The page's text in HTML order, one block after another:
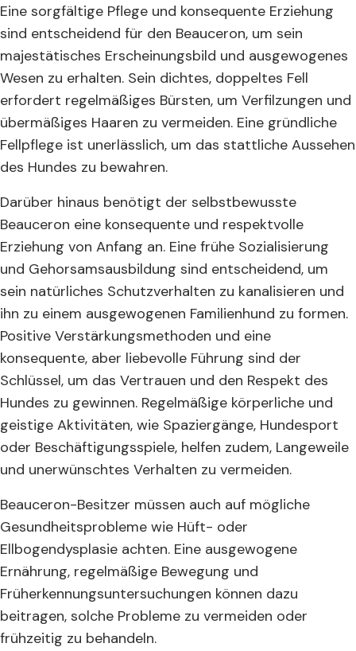
Eine sorgfältige Pflege und konsequente Erziehung
sind entscheidend für den Beauceron, um sein
majestätisches Erscheinungsbild und ausgewogenes
Wesen zu erhalten. Sein dichtes, doppeltes Fell
erfordert regelmäßiges Bürsten, um Verfilzungen und
übermäßiges Haaren zu vermeiden. Eine gründliche
Fellpflege ist unerlässlich, um das stattliche Aussehen
des Hundes zu bewahren.
Darüber hinaus benötigt der selbstbewusste
Beauceron eine konsequente und respektvolle
Erziehung von Anfang an. Eine frühe Sozialisierung
und Gehorsamsausbildung sind entscheidend, um
sein natürliches Schutzverhalten zu kanalisieren und
ihn zu einem ausgewogenen Familienhund zu formen.
Positive Verstärkungsmethoden und eine
konsequente, aber liebevolle Führung sind der
Schlüssel, um das Vertrauen und den Respekt des
Hundes zu gewinnen. Regelmäßige körperliche und
geistige Aktivitäten, wie Spaziergänge, Hundesport
oder Beschäftigungsspiele, helfen zudem, Langeweile
und unerwünschtes Verhalten zu vermeiden.
Beauceron-Besitzer müssen auch auf mögliche
Gesundheitsprobleme wie Hüft- oder
Ellbogendysplasie achten. Eine ausgewogene
Ernährung, regelmäßige Bewegung und
Früherkennungsuntersuchungen können dazu
beitragen, solche Probleme zu vermeiden oder
frühzeitig zu behandeln.